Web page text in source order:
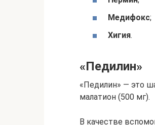
Медифокс;
Хигия.
«Педилин»
«Педилин» — это
малатион (500 мг).
В качестве